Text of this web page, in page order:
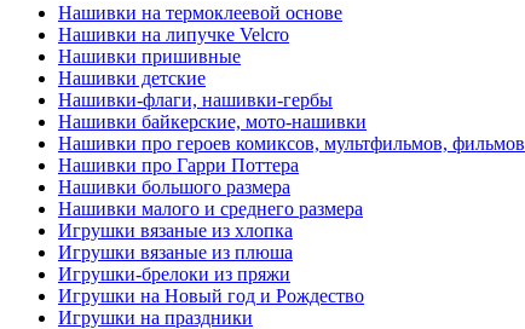
Нашивки на термоклеевой основе
Нашивки на липучке Velcro
Нашивки пришивные
Нашивки детские
Нашивки-флаги, нашивки-гербы
Нашивки байкерские, мото-нашивки
Нашивки про героев комиксов, мультфильмов, фильмов
Нашивки про Гарри Поттера
Нашивки большого размера
Нашивки малого и среднего размера
Игрушки вязаные из хлопка
Игрушки вязаные из плюша
Игрушки-брелоки из пряжи
Игрушки на Новый год и Рождество
Игрушки на праздники